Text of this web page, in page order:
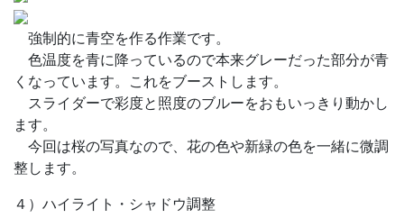
強制的に青空を作る作業です。
色温度を青に降っているので本来グレーだった部分が青
くなっています。これをブーストします。
スライダーで彩度と照度のブルーをおもいっきり動かし
ます。
今回は桜の写真なので、花の色や新緑の色を一緒に微調
整します。
４）ハイライト・シャドウ調整